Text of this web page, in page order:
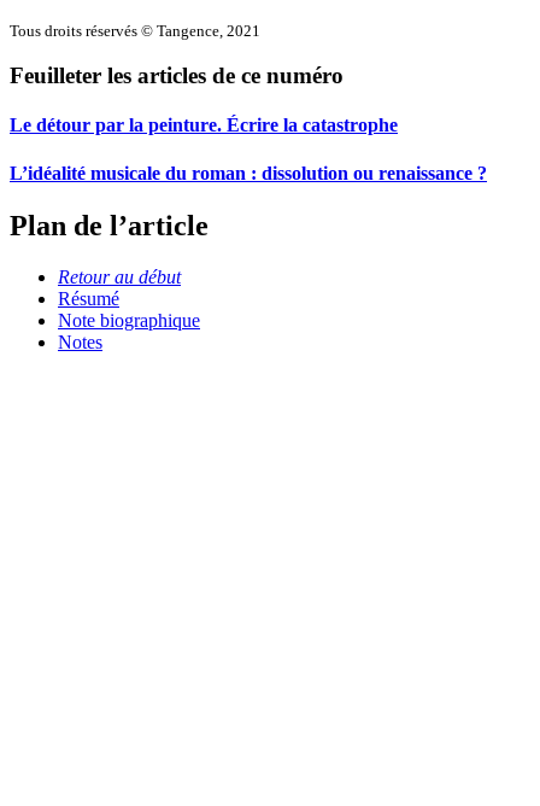
Tous droits réservés © Tangence, 2021
Feuilleter les articles de ce numéro
Le détour par la peinture. Écrire la catastrophe
L’idéalité musicale du roman : dissolution ou renaissance ?
Plan de l’article
Retour au début
Résumé
Note biographique
Notes